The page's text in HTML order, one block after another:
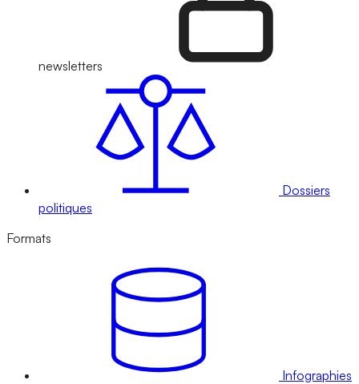
newsletters
Dossiers
politiques
Formats
Infographies